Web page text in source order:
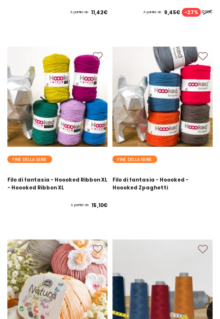
A partire de 11,42€ 12,95€
A partire de 9,45€ -27%
FINE DELLA SERIE
Filo di fantasia - Hoooked Ribbon XL
- Hoooked Ribbon XL
A partire de 15,10€
FINE DELLA SERIE
Filo di fantasia - Hoooked -
Hoooked Zpaghetti